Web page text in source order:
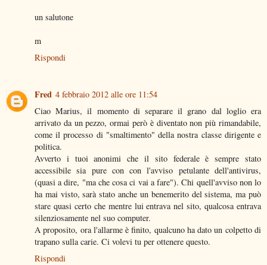
un salutone
m
Rispondi
Fred 4 febbraio 2012 alle ore 11:54
Ciao Marius, il momento di separare il grano dal loglio era
arrivato da un pezzo, ormai però è diventato non più rimandabile,
come il processo di "smaltimento" della nostra classe dirigente e
politica.
Avverto i tuoi anonimi che il sito federale è sempre stato
accessibile sia pure con con l'avviso petulante dell'antivirus,
(quasi a dire, "ma che cosa ci vai a fare"). Chi quell'avviso non lo
ha mai visto, sarà stato anche un benemerito del sistema, ma può
stare quasi certo che mentre lui entrava nel sito, qualcosa entrava
silenziosamente nel suo computer.
A proposito, ora l'allarme è finito, qualcuno ha dato un colpetto di
trapano sulla carie. Ci volevi tu per ottenere questo.
Rispondi